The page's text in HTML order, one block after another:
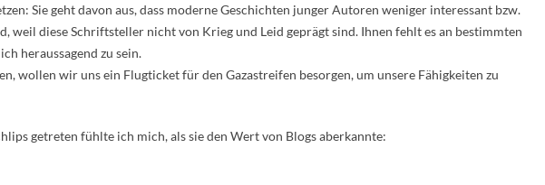
Sie geht davon aus, dass moderne Geschichten junger Autoren weniger interessant bzw.
weil diese Schriftsteller nicht von Krieg und Leid geprägt sind. Ihnen fehlt es an bestimmten
heraussagend zu sein.
wollen wir uns ein Flugticket für den Gazastreifen besorgen, um unsere Fähigkeiten zu
getreten fühlte ich mich, als sie den Wert von Blogs aberkannte: